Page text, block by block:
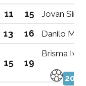
11 15
Jovan
13 16 Danilo
15 19
Brisma
20